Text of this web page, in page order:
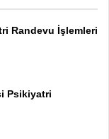
Randevu İşlemleri
Psikiyatri